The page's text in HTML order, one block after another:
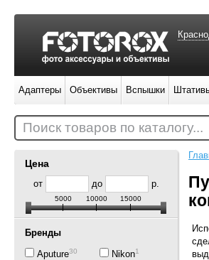
Цена
от до р.
5000 10000 15000
Бренды
Aputure30 Nikon1
Адаптеры Объективы Вспышки
Поиск товаров по каталогу...